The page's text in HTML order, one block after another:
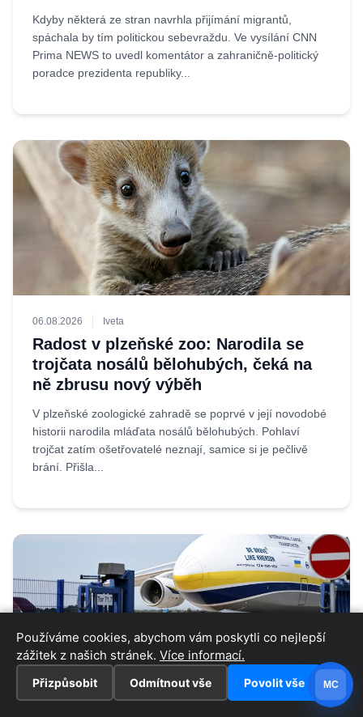
Kdyby některá ze stran navrhla přijímání migrantů,
spáchala by tím politickou sebevraždu. Ve vysílání CNN
Prima NEWS to uvedl komentátor a zahraničně-politický
poradce prezidenta republiky...
06.08.2026 Iveta
Radost v plzeňské zoo: Narodila se
trojčata nosálů bělohubých, čeká na
ně zbrusu nový výběh
V plzeňské zoologické zahradě se poprvé v její novodobé
historii narodila mláďata nosálů bělohubých. Pohlaví
trojčat zatím ošetřovatelé neznají, samice si je pečlivě
brání. Přišla...
Používáme cookies, abychom vám poskytli co nejlepší
zážitek z našich stránek. Více informací.
Přizpůsobit Odmítnout vše Povolit vše MC